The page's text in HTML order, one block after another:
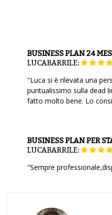
BUSINESS PLAN 24
LUCABARRILE:
"Luca si è rilevata una
puntualissimo sulla dead
fatto molto bene. Lo
BUSINESS PLAN PER
LUCABARRILE:
"Sempre